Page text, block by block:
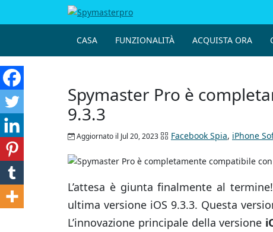
CASA FUNZIONALITÀ ACQUISTA ORA
Spymaster Pro è
9.3.3
Aggiornato il Jul 20, 2023 Facebook Spia, iPhone
L’attesa è giunta finalmente al
ultima versione iOS 9.3.3. Questa
L’innovazione principale della versione